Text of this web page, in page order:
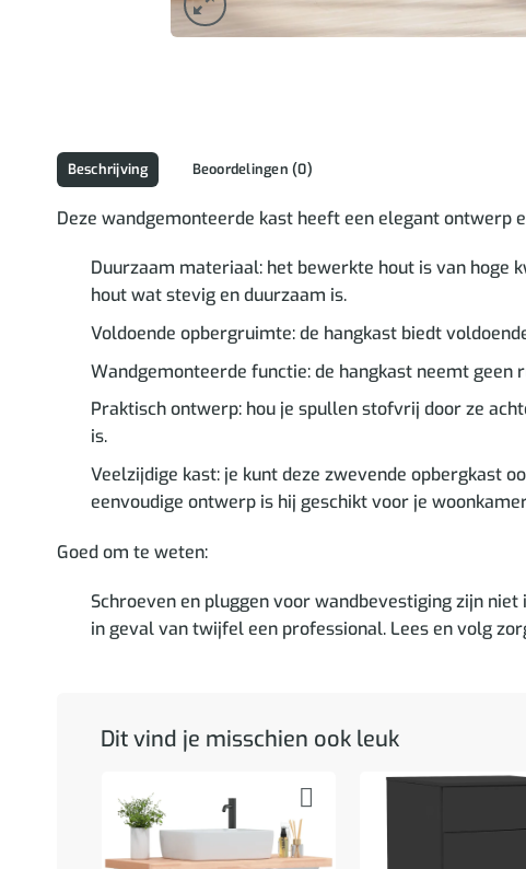
Beschrijving Beoordelingen (0)
Deze wandgemonteerde kast heeft een elegant ontwerp
Duurzaam materiaal: het bewerkte hout is van hoge
hout wat stevig en duurzaam is.
Voldoende opbergruimte: de hangkast biedt
Wandgemonteerde functie: de hangkast neemt geen
Praktisch ontwerp: hou je spullen stofvrij door ze
is.
Veelzijdige kast: je kunt deze zwevende opbergkast
eenvoudige ontwerp is hij geschikt voor je
Goed om te weten:
Schroeven en pluggen voor wandbevestiging zijn
in geval van twijfel een professional. Lees en volg
Dit vind je misschien ook leuk